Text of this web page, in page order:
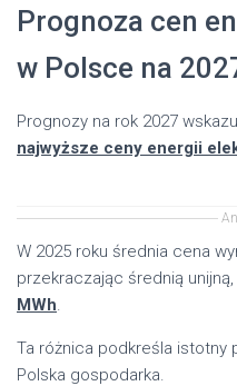
Prognoza cen
w Polsce na
Prognozy na rok 2027
najwyższe ceny energii
W 2025 roku średnia cena
przekraczając średnią
MWh.
Ta różnica podkreśla istotny
Polska gospodarka.